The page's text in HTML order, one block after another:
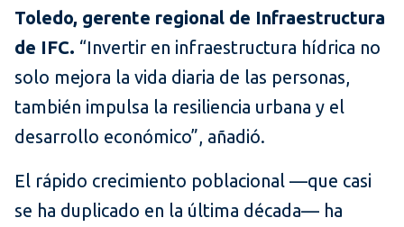
Toledo, gerente regional de Infraestructura
de IFC. “Invertir en infraestructura hídrica no
solo mejora la vida diaria de las personas,
también impulsa la resiliencia urbana y el
desarrollo económico”, añadió.
El rápido crecimiento poblacional —que casi
se ha duplicado en la última década— ha